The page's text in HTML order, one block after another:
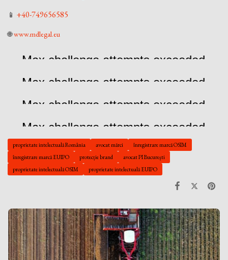
📱 +40-749656585
🌐www.mdlegal.eu
proprietate intelectuală România avocat mărci
înregistrare marcă OSIM
înregistrare marcă EUIPO
protecție brand
avocat PI București
proprietate intelectuală OSIM
proprietate intelectuală EUIPO